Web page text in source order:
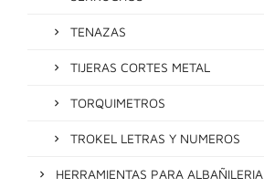
TENAZAS
TIJERAS CORTES METAL
TORQUIMETROS
TROKEL LETRAS Y NUMEROS
HERRAMIENTAS PARA ALBAÑILERIA